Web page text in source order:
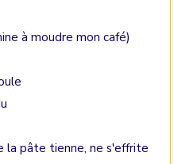
à moudre mon café)
la pâte tienne, ne s'effrite